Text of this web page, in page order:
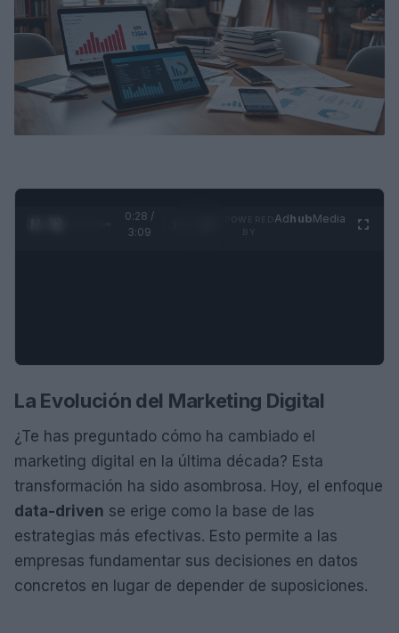
0:29 /
3:09
AdhubMedia
La Evolución del Marketing Digital
¿Te has preguntado cómo ha cambiado el
marketing digital en la última década? Esta
transformación ha sido asombrosa. Hoy, el enfoque
data-driven se erige como la base de las
estrategias más efectivas. Esto permite a las
empresas fundamentar sus decisiones en datos
concretos en lugar de depender de suposiciones.